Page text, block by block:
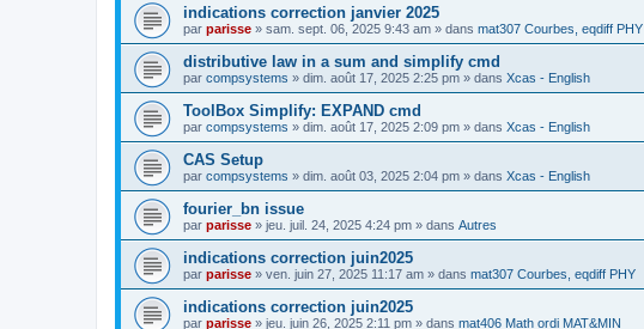
indications correction janvier 2025
par parisse » sam. sept. 06, 2025 9:43 am » dans mat307 Courbes, eqdiff PHY
distributive law in a sum and simplify cmd
par compsystems » dim. août 17, 2025 2:25 pm » dans Xcas - English
ToolBox Simplify: EXPAND cmd
par compsystems » dim. août 17, 2025 2:09 pm » dans Xcas - English
CAS Setup
par compsystems » dim. août 03, 2025 2:04 pm » dans Xcas - English
fourier_bn issue
par parisse » jeu. juil. 24, 2025 4:24 pm » dans Autres
indications correction juin2025
par parisse » ven. juin 27, 2025 11:17 am » dans mat307 Courbes, eqdiff PHY
indications correction juin2025
par parisse » jeu. juin 26, 2025 2:11 pm » dans mat406 Math ordi MAT&MIN